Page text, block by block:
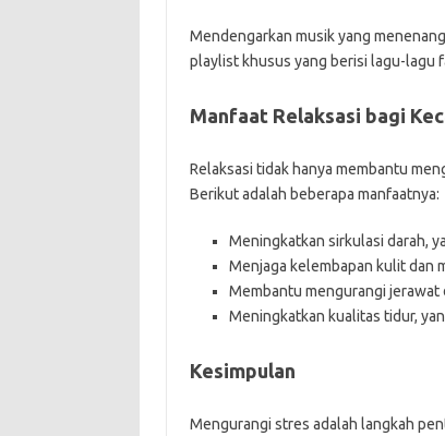
Mendengarkan musik yang
playlist khusus yang berisi lagu-lagu
Manfaat Relaksasi bagi
Relaksasi tidak hanya membantu
Berikut adalah beberapa manfaatnya:
Meningkatkan sirkulasi darah,
Menjaga kelembapan kulit dan
Membantu mengurangi jerawat
Meningkatkan kualitas tidur,
Kesimpulan
Mengurangi stres adalah langkah